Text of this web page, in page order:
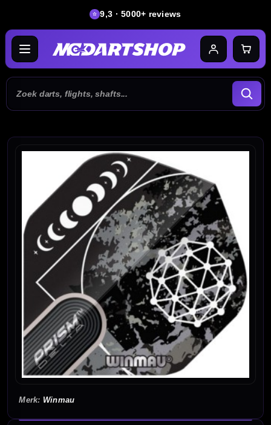
9,3 · 5000+ reviews
Winmau